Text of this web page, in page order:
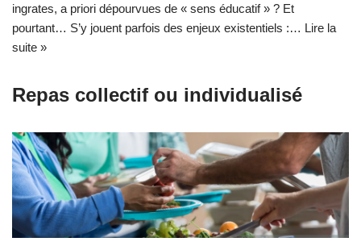
ingrates, a priori dépourvues de « sens éducatif » ? Et
pourtant… S’y jouent parfois des enjeux existentiels :… Lire la
suite »
Repas collectif ou individualisé